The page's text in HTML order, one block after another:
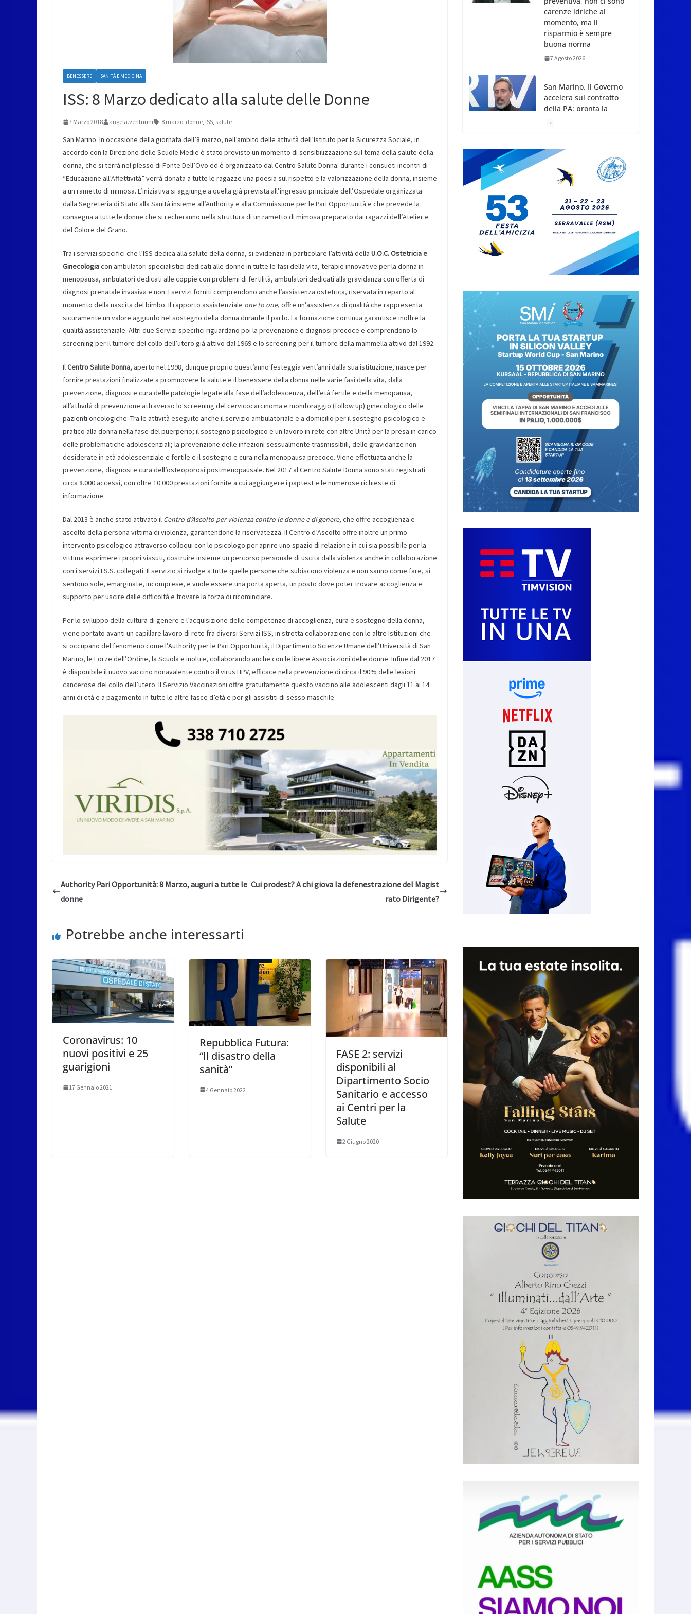
BENESSERE SANITÀ E MEDICINA
ISS: 8 Marzo dedicato alla salute delle Donne
7 Marzo 2018 angela.venturini 8 marzo, donne, ISS, salute
San Marino. In occasione della giornata dell’8 marzo, nell’ambito delle attività dell’Istituto per la Sicurezza Sociale, in
accordo con la Direzione delle Scuole Medie è stato previsto un momento di sensibilizzazione sul tema della salute della
donna, che si terrà nel plesso di Fonte Dell’Ovo ed è organizzato dal Centro Salute Donna: durante i consueti incontri di
“Educazione all’Affettività” verrà donata a tutte le ragazze una poesia sul rispetto e la valorizzazione della donna, insieme
a un rametto di mimosa. L’iniziativa si aggiunge a quella già prevista all’ingresso principale dell’Ospedale organizzata
dalla Segreteria di Stato alla Sanità insieme all’Authority e alla Commissione per le Pari Opportunità e che prevede la
consegna a tutte le donne che si recheranno nella struttura di un rametto di mimosa preparato dai ragazzi dell’Atelier e
del Colore del Grano.
Tra i servizi specifici che l’ISS dedica alla salute della donna, si evidenzia in particolare l’attività della U.O.C.Ostetriciae
Ginecologiacon ambulatori specialistici dedicati alle donne in tutte le fasi della vita, terapie innovative per la donna in
menopausa, ambulatori dedicati alle coppie con problemi di fertilità, ambulatori dedicati alla gravidanza con offerta di
diagnosi prenatale invasiva e non. I servizi forniti comprendono anche l’assistenza ostetrica, riservata in reparto al
momento della nascita del bimbo. Il rapporto assistenziale one to one, offre un’assistenza di qualità che rappresenta
sicuramente un valore aggiunto nel sostegno della donna durante il parto. La formazione continua garantisce inoltre la
qualità assistenziale. Altri due Servizi specifici riguardano poi la prevenzione e diagnosi precoce e comprendono lo
screening per il tumore del collo dell’utero già attivo dal 1969 e lo screening per il tumore della mammella attivo dal 1992.
IlCentro Salute Donna, aperto nel 1998, dunque proprio quest’anno festeggia vent’anni dalla sua istituzione, nasce per
fornire prestazioni finalizzate a promuovere la salute e il benessere della donna nelle varie fasi della vita, dalla
prevenzione, diagnosi e cura delle patologie legate alla fase dell’adolescenza, dell’età fertile e della menopausa,
all’attività di prevenzione attraverso lo screening del cervicocarcinoma e monitoraggio (follow up) ginecologico delle
pazienti oncologiche. Tra le attività eseguite anche il servizio ambulatoriale e a domicilio per il sostegno psicologico e
pratico alla donna nella fase del puerperio; il sostegno psicologico e un lavoro in rete con altre Unità per la presa in carico
delle problematiche adolescenziali; la prevenzione delle infezioni sessualmente trasmissibili, delle gravidanze non
desiderate in età adolescenziale e fertile e il sostegno e cura nella menopausa precoce. Viene effettuata anche la
prevenzione, diagnosi e cura dell’osteoporosi postmenopausale. Nel 2017 al Centro Salute Donna sono stati registrati
circa 8.000 accessi, con oltre 10.000 prestazioni fornite a cui aggiungere i paptest e le numerose richieste di
informazione.
Dal 2013 è anche stato attivato il Centro d’Ascolto per violenza contro le donne e di genere, che offre accoglienza e
ascolto della persona vittima di violenza, garantendone la riservatezza. Il Centro d’Ascolto offre inoltre un primo
intervento psicologico attraverso colloqui con lo psicologo per aprire uno spazio di relazione in cui sia possibile per la
vittima esprimere i propri vissuti, costruire insieme un percorso personale di uscita dalla violenza anche in collaborazione
con i servizi I.S.S. collegati. Il servizio si rivolge a tutte quelle persone che subiscono violenza e non sanno come fare, si
sentono sole, emarginate, incomprese, e vuole essere una porta aperta, un posto dove poter trovare accoglienza e
supporto per uscire dalle difficoltà e trovare la forza di ricominciare.
Per lo sviluppo della cultura di genere e l’acquisizione delle competenze di accoglienza, cura e sostegno della donna,
viene portato avanti un capillare lavoro di rete fra diversi Servizi ISS, in stretta collaborazione con le altre Istituzioni che
si occupano del fenomeno come l’Authority per le Pari Opportunità, il Dipartimento Scienze Umane dell’Università di San
Marino, le Forze dell’Ordine, la Scuola e inoltre, collaborando anche con le libere Associazioni delle donne. Infine dal 2017
è disponibile il nuovo vaccino nonavalente contro il virus HPV, efficace nella prevenzione di circa il 90% delle lesioni
cancerose del collo dell’utero. Il Servizio Vaccinazioni offre gratuitamente questo vaccino alle adolescenti dagli 11 ai 14
anni di età e a pagamento in tutte le altre fasce d’età e per gli assistiti di sesso maschile.
Authority Pari Opportunità: 8 Marzo, auguri a tutte le
donne
Cui prodest? A chi giova la defenestrazione del Magist
rato Dirigente?
Potrebbe anche interessarti
Coronavirus: 10
nuovi positivi e 25
guarigioni
17 Gennaio 2021
Repubblica Futura:
“Il disastro della
sanità”
4 Gennaio 2022
FASE 2: servizi
disponibili al
Dipartimento Socio
Sanitario e accesso
ai Centri per la
Salute
2 Giugno 2020
carenze idriche al
momento, ma il
risparmio è sempre
buona norma
7 Agosto 2026
San Marino. Il Governo
accelera sul contratto
della PA: pronta la
San Marino. A
settant’anni dal rogo di
Marcinelle: la memoria
lezione della storia per
la tutela del lavoro
7 Agosto 2026
Taranto 2026, la
delegazione
dai Capitani
Reggenti.Valentina
Venerucci e Jacopo
Frisoni i due
portabandiera
7 Agosto 2026
L’Associazione
Frontalieri Italia San
Marino incontra
l’Ambasciatore
Colaceci per un
confronto su diritti e
discriminazioni a
scapito dei lavoratori
7 Agosto 2026